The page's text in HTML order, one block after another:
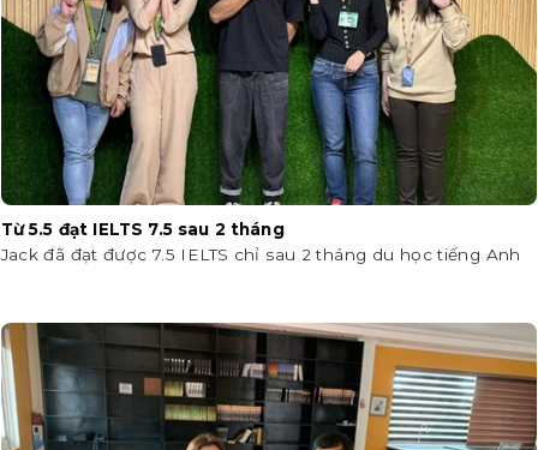
Từ 5.5 đạt IELTS 7.5 sau 2 tháng
Jack đã đạt được 7.5 IELTS chỉ sau 2 tháng du học tiếng Anh